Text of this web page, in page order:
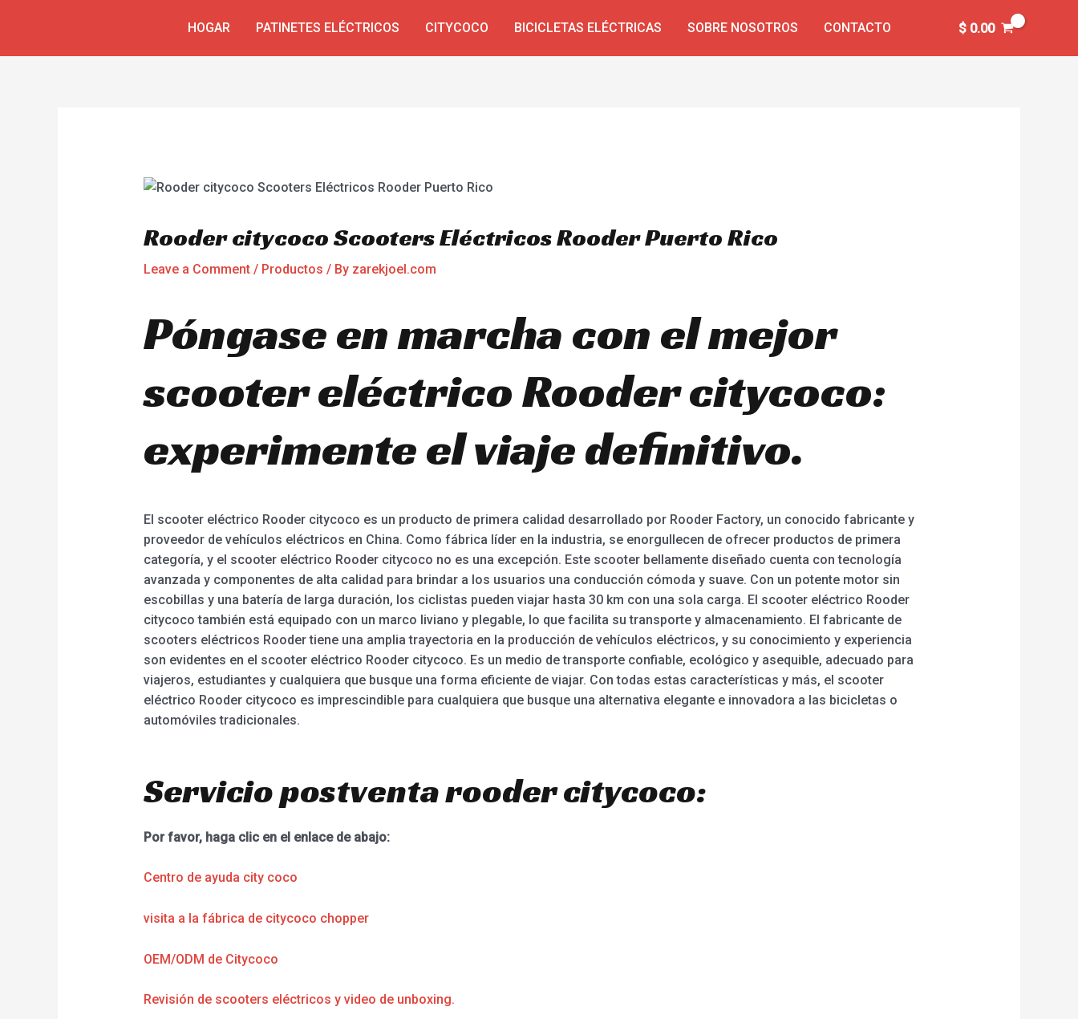
HOGAR PATINETES ELÉCTRICOS CITYCOCO BICICLETAS ELÉCTRICAS SOBRE NOSOTROS CONTACTO $0.00
Rooder citycoco Scooters Eléctricos Rooder Puerto Rico
Leave a Comment / Productos / By zarekjoel.com
Póngase en marcha con el mejor
scooter eléctrico Rooder citycoco:
experimente el viaje definitivo.
El scooter eléctrico Rooder citycoco es un producto de primera calidad desarrollado por Rooder Factory, un conocido fabricante y
proveedor de vehículos eléctricos en China. Como fábrica líder en la industria, se enorgullecen de ofrecer productos de primera
categoría, y el scooter eléctrico Rooder citycoco no es una excepción. Este scooter bellamente diseñado cuenta con tecnología
avanzada y componentes de alta calidad para brindar a los usuarios una conducción cómoda y suave. Con un potente motor sin
escobillas y una batería de larga duración, los ciclistas pueden viajar hasta 30 km con una sola carga. El scooter eléctrico Rooder
citycoco también está equipado con un marco liviano y plegable, lo que facilita su transporte y almacenamiento. El fabricante de
scooters eléctricos Rooder tiene una amplia trayectoria en la producción de vehículos eléctricos, y su conocimiento y experiencia
son evidentes en el scooter eléctrico Rooder citycoco. Es un medio de transporte confiable, ecológico y asequible, adecuado para
viajeros, estudiantes y cualquiera que busque una forma eficiente de viajar. Con todas estas características y más, el scooter
eléctrico Rooder citycoco es imprescindible para cualquiera que busque una alternativa elegante e innovadora a las bicicletas o
automóviles tradicionales.
Servicio postventa rooder citycoco:
Por favor, haga clic en el enlace de abajo:
Centro de ayuda city coco
visita a la fábrica de citycoco chopper
OEM/ODM de Citycoco
Revisión de scooters eléctricos y video de unboxing.